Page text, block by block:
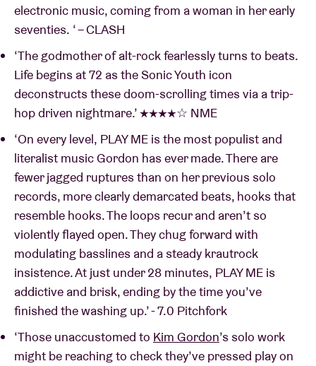
electronic music, coming from a woman in her early
seventies. ‘ – CLASH
‘The godmother of alt-rock fearlessly turns to beats.
Life begins at 72 as the Sonic Youth icon
deconstructs these doom-scrolling times via a trip-
hop driven nightmare.’ ★★★★☆ NME
‘On every level, PLAY ME is the most populist and
literalist music Gordon has ever made. There are
fewer jagged ruptures than on her previous solo
records, more clearly demarcated beats, hooks that
resemble hooks. The loops recur and aren’t so
violently flayed open. They chug forward with
modulating basslines and a steady krautrock
insistence. At just under 28 minutes, PLAY ME is
addictive and brisk, ending by the time you’ve
finished the washing up.’ - 7.0 Pitchfork
‘Those unaccustomed to Kim Gordon’s solo work
might be reaching to check they’ve pressed play on